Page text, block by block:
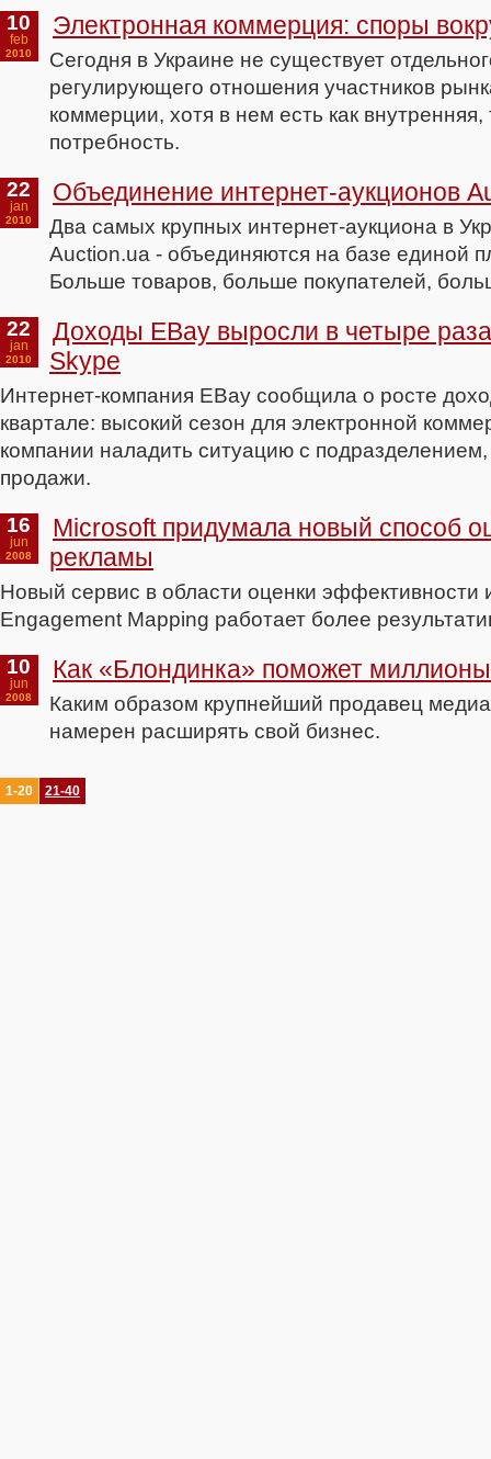
10
feb
2010
Электронная коммерция: споры
Сегодня в Украине не существует
регулирующего отношения участников
коммерции, хотя в нем есть как
потребность.
22
jan
2010
Объединение интернет-аукционов
Два самых крупных интернет-аукциона в
Auction.ua - объединяются на базе единой
Больше товаров, больше покупателей,
22
jan
2010
Доходы EBay выросли в четыре
Skype
Интернет-компания EBay сообщила о росте
квартале: высокий сезон для электронной
компании наладить ситуацию с
продажи.
16
jun
2008
Microsoft придумала новый способ
рекламы
Новый сервис в области оценки эффективности
Engagement Mapping работает более
10
jun
2008
Как «Блондинка» поможет
Каким образом крупнейший продавец
намерен расширять свой бизнес.
1-20 21-40